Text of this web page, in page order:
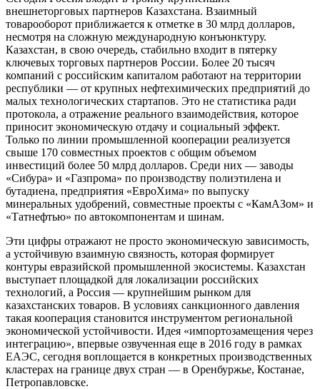
внешнеторговых партнеров Казахстана. Взаимный
товарооборот приближается к отметке в 30 млрд долларов,
несмотря на сложную международную конъюнктуру.
Казахстан, в свою очередь, стабильно входит в пятерку
ключевых торговых партнеров России. Более 20 тысяч
компаний с российским капиталом работают на территории
республики — от крупных нефтехимических предприятий до
малых технологических стартапов. Это не статистика ради
протокола, а отражение реального взаимодействия, которое
приносит экономическую отдачу и социальный эффект.
Только по линии промышленной кооперации реализуется
свыше 170 совместных проектов с общим объемом
инвестиций более 50 млрд долларов. Среди них — заводы
«Сибура» и «Газпрома» по производству полиэтилена и
бутадиена, предприятия «ЕвроХима» по выпуску
минеральных удобрений, совместные проекты с «КамАЗом» и
«Татнефтью» по автокомпонентам и шинам.
Эти цифры отражают не просто экономическую зависимость,
а устойчивую взаимную связность, которая формирует
контуры евразийской промышленной экосистемы. Казахстан
выступает площадкой для локализации российских
технологий, а Россия — крупнейшим рынком для
казахстанских товаров. В условиях санкционного давления
такая кооперация становится инструментом региональной
экономической устойчивости. Идея «импортозамещения через
интеграцию», впервые озвученная еще в 2016 году в рамках
ЕАЭС, сегодня воплощается в конкретных производственных
кластерах на границе двух стран — в Оренбуржье, Костанае,
Петропавловске.